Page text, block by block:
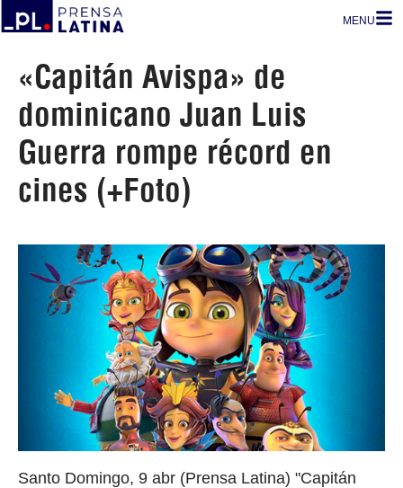
MENU
«Capitán Avispa» de
dominicano Juan Luis
Guerra rompe récord en
cines (+Foto)
Santo Domingo, 9 abr (Prensa Latina) "Capitán